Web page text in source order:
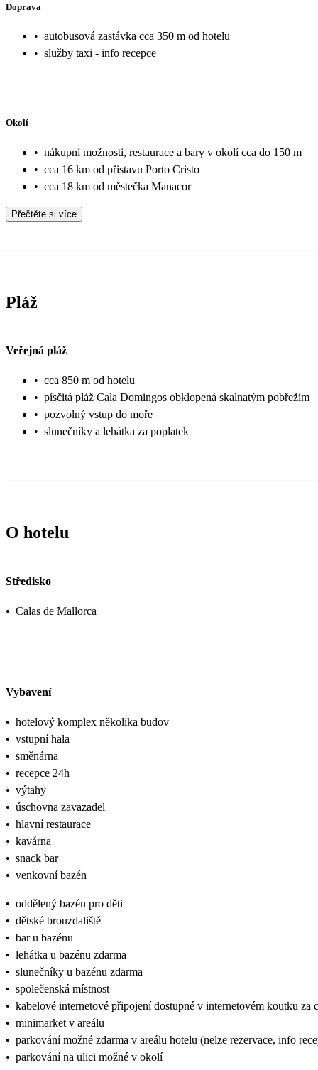
Doprava
• autobusová zastávka cca 350 m od hotelu
• služby taxi - info recepce
Okolí
• nákupní možnosti, restaurace a bary v okolí cca do 150 m
• cca 16 km od přistavu Porto Cristo
• cca 18 km od městečka Manacor
Přečtěte si více
Pláž
Veřejná pláž
• cca 850 m od hotelu
• písčitá pláž Cala Domingos obklopená skalnatým pobřežím
• pozvolný vstup do moře
• slunečníky a lehátka za poplatek
O hotelu
Středisko
• Calas de Mallorca
Vybavení
• hotelový komplex několika budov
• vstupní hala
• směnárna
• recepce 24h
• výtahy
• úschovna zavazadel
• hlavní restaurace
• kavárna
• snack bar
• venkovní bazén
• oddělený bazén pro děti
• dětské brouzdaliště
• bar u bazénu
• lehátka u bazénu zdarma
• slunečníky u bazénu zdarma
• společenská místnost
• kabelové internetové připojení dostupné v internetovém koutku za
• minimarket v areálu
• parkování možné zdarma v areálu hotelu (nelze rezervace, info
• parkování na ulici možné v okolí